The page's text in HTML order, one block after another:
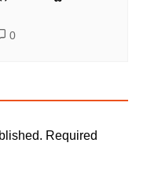
0
Required